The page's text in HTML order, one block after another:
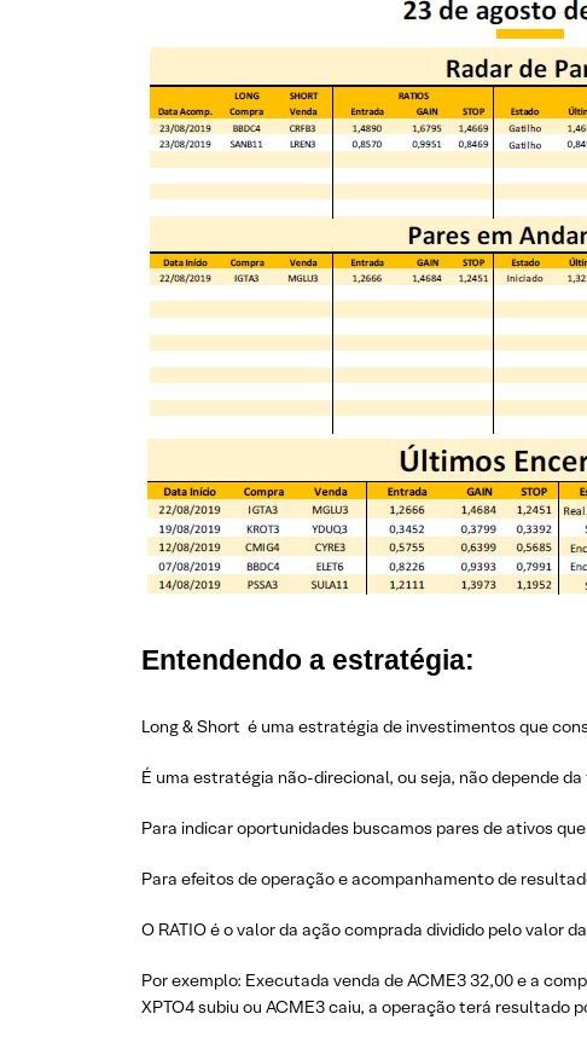
Entendendo a estratégia:
Long & Short é uma estratégia de investimentos que
É uma estratégia não-direcional, ou seja, não depende
Para indicar oportunidades buscamos pares de ativos
Para efeitos de operação e acompanhamento de
O RATIO é o valor da ação comprada dividido pelo valor
Por exemplo: Executada venda de ACME3 32,00 e a
XPTO4 subiu ou ACME3 caiu, a operação terá resultado